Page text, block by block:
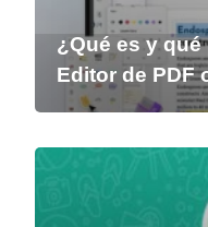
¿Qué es y qué
Editor de PDF